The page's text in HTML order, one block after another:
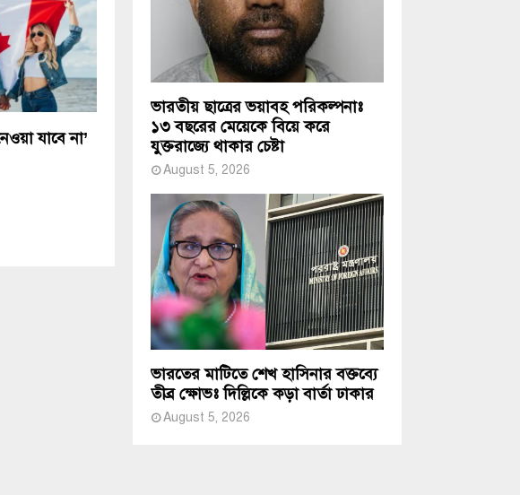
যাবে না’
ভারতীয় ছাত্রের ভয়াবহ পরিকল্পনাঃ
১৩ বছরের মেয়েকে বিয়ে করে
যুক্তরাজ্যে থাকার চেষ্টা
August 5, 2026
ভারতের মাটিতে শেখ হাসিনার বক্তব্যে
তীব্র ক্ষোভঃ দিল্লিকে কড়া বার্তা ঢাকার
August 5, 2026